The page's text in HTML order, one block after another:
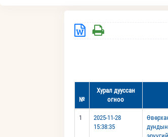
№
Хурал дууссан
огноо
1
2025-11-28
15:38:35